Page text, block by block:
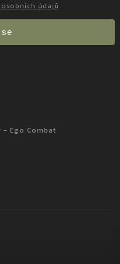
údajů
se
Ego Combat